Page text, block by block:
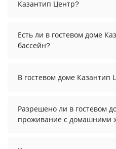
Казантип Центр?
осуществить до 12:00.
Есть ли в гостевом доме
бассейн?
В гостевом доме Казантип
уточните информацию
менеджера, возможно,
Разрешено ли в гостевом
проживание с домашними
разрешено. Однако, это